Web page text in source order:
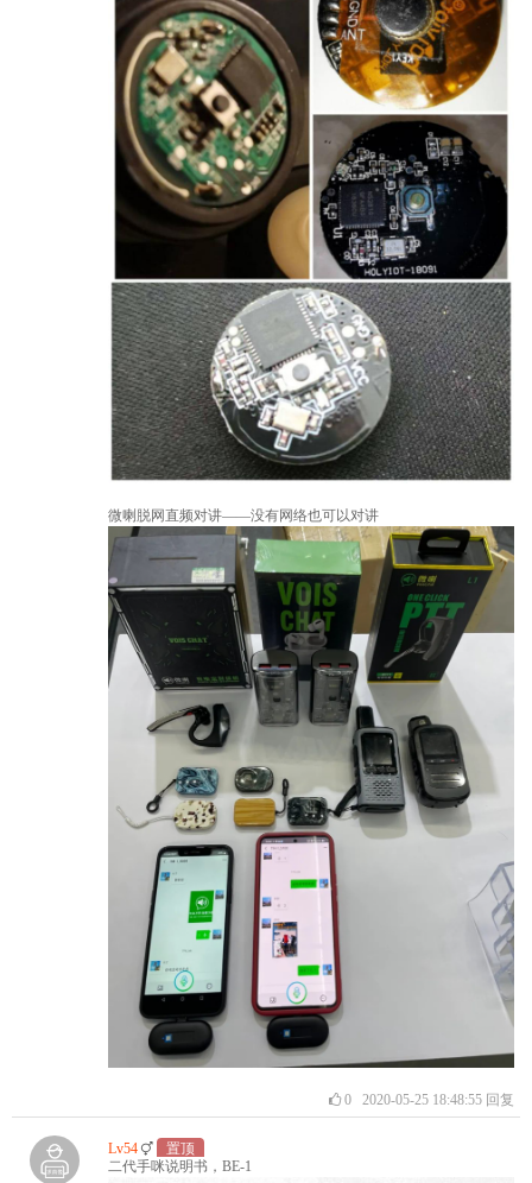
微喇脱网直频对讲——没有网络也可以对讲
02020-05-25 18:48:55 回复
Lv54
置顶
二代手咪说明书，BE-1